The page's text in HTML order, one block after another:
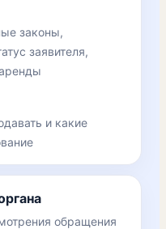
законы,
заявителя,
и какие
обращения